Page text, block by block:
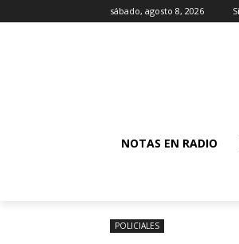
sábado, agosto 8, 2026
NOTAS EN RADIO
POLICIALES